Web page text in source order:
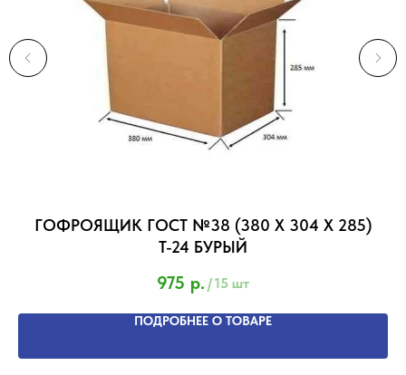
ГОФРОЯЩИК ГОСТ №38 (380 Х 304 Х 285)
Т-24 БУРЫЙ
975 р. /15 шт
ПОДРОБНЕЕ О ТОВАРЕ